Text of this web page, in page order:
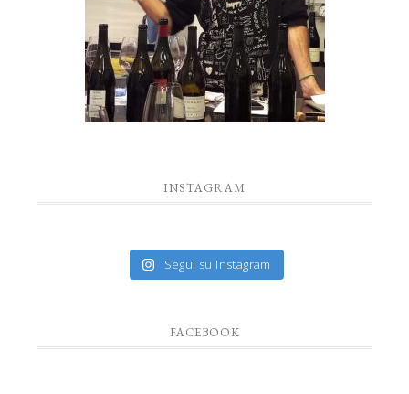
INSTAGRAM
Segui su Instagram
FACEBOOK